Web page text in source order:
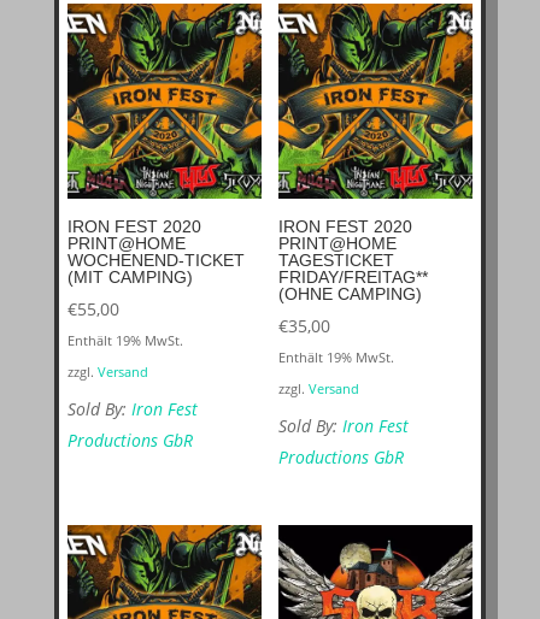
IRON FEST 2020
PRINT@HOME
WOCHENEND-TICKET
(MIT CAMPING)
€55,00
Enthält 19% MwSt.
zzgl. Versand
Sold By: Iron Fest
Productions GbR
IRON FEST 2020
PRINT@HOME
TAGESTICKET
FRIDAY/FREITAG**
(OHNE CAMPING)
€35,00
Enthält 19% MwSt.
zzgl. Versand
Sold By: Iron Fest
Productions GbR